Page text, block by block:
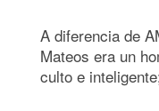
A diferencia de
Mateos era un
culto e